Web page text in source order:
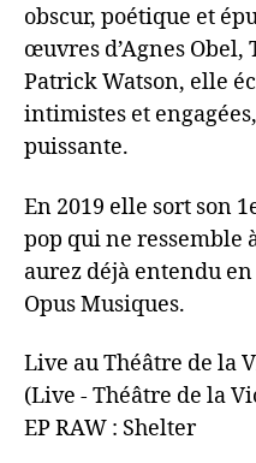
obscur, poétique et
œuvres d’Agnes Obel,
Patrick Watson, elle
intimistes et
puissante.
En 2019 elle sort son
pop qui ne ressemble
aurez déjà entendu
Opus Musiques.
Live au Théâtre de la
(Live - Théâtre de la
EP RAW : Shelter